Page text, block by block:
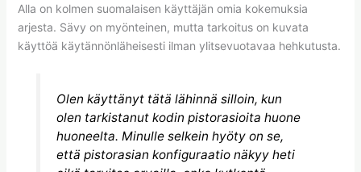
Alla on kolmen suomalaisen käyttäjän omia kokemuksia
arjesta. Sävy on myönteinen, mutta tarkoitus on kuvata
käyttöä käytännönläheisesti ilman ylitsevuotavaa hehkutusta.
Olen käyttänyt tätä lähinnä silloin, kun
olen tarkistanut kodin pistorasioita huone
huoneelta. Minulle selkein hyöty on se,
että pistorasian konfiguraatio näkyy heti